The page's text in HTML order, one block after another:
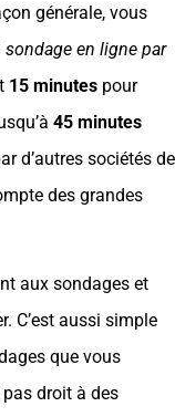
générale, vous
en ligne par
15 minutes pour
45 minutes
d’autres sociétés de
des grandes
aux sondages et
C’est aussi simple
que vous
droit à des